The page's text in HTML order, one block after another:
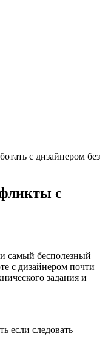
с дизайнером без
с
самый бесполезный
с дизайнером почти
задания и
если следовать